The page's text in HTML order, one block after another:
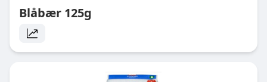
Blåbær 125g